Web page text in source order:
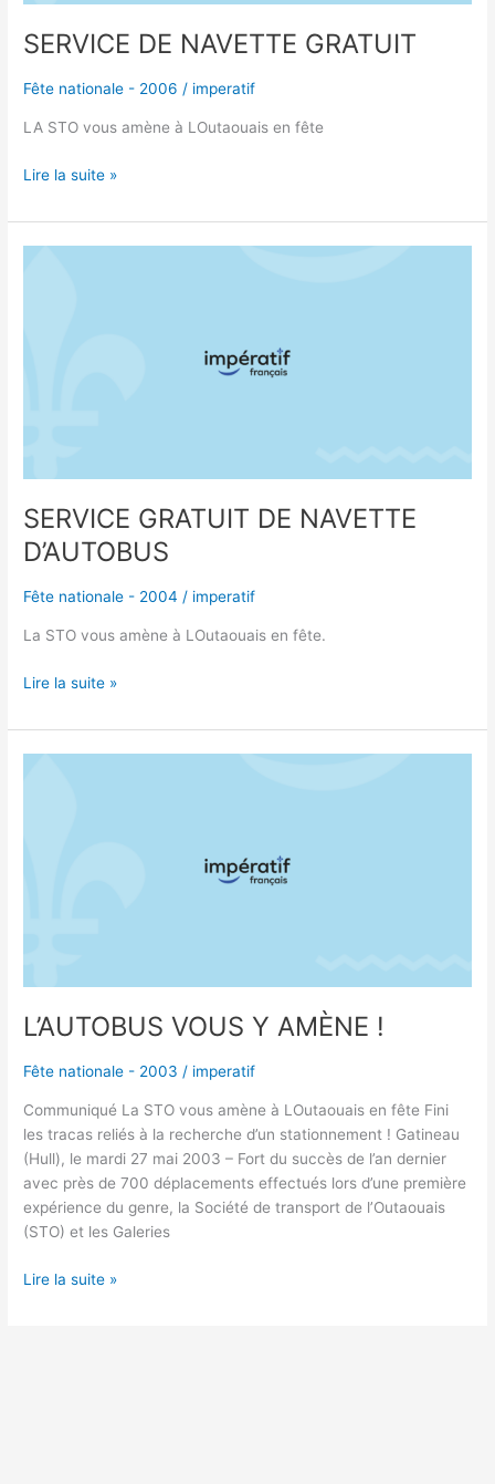
SERVICE DE NAVETTE GRATUIT
Fête nationale - 2006 / imperatif
LA STO vous amène à LOutaouais en fête
Lire la suite »
SERVICE GRATUIT DE NAVETTE
D’AUTOBUS
Fête nationale - 2004 / imperatif
La STO vous amène à LOutaouais en fête.
Lire la suite »
L’AUTOBUS VOUS Y AMÈNE !
Fête nationale - 2003 / imperatif
Communiqué La STO vous amène à LOutaouais en fête Fini
les tracas reliés à la recherche d’un stationnement ! Gatineau
(Hull), le mardi 27 mai 2003 – Fort du succès de l’an dernier
avec près de 700 déplacements effectués lors d’une première
expérience du genre, la Société de transport de l’Outaouais
(STO) et les Galeries
Lire la suite »